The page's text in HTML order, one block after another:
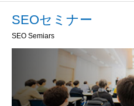
SEOセミナー
SEO Semiars